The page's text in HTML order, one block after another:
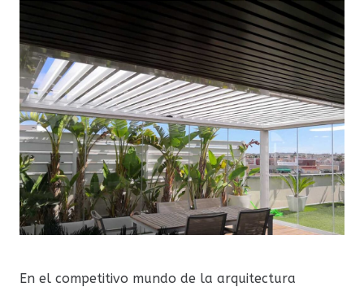
En el competitivo mundo de la arquitectura